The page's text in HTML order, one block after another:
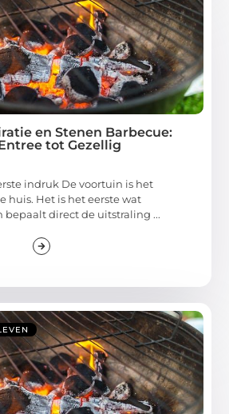
en Stenen Barbecue:
tot Gezellig
indruk De voortuin is het
huis. Het is het eerste wat
bepaalt direct de uitstraling ...